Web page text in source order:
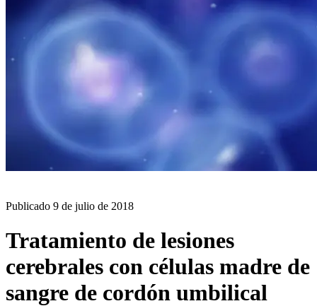
Publicado 9 de julio de 2018
Tratamiento de lesiones
cerebrales con células madre de
sangre de cordón umbilical